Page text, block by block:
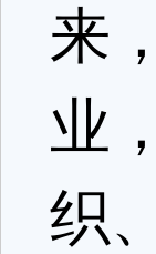
来
业
织